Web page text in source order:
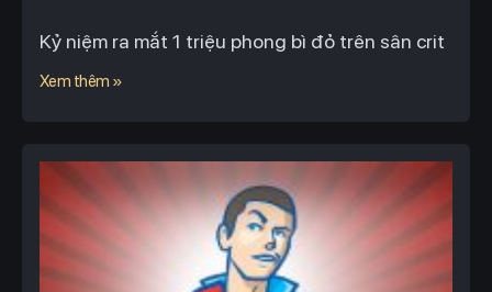
Kỷ niệm ra mắt 1 triệu phong bì đỏ trên sân crit
Xem thêm »